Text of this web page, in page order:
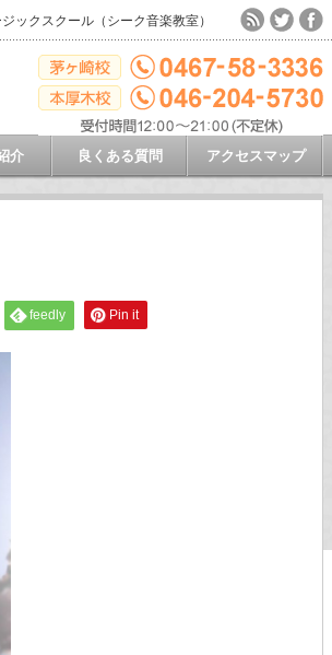
ックスクール（シーク音楽教室）
介 良くある質問 アクセスマップ
feedly Pin it